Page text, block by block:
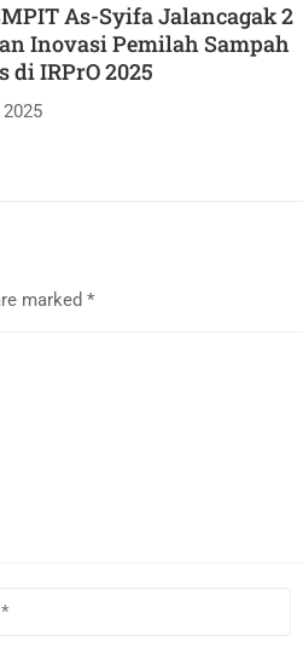
As-Syifa Jalancagak 2
Inovasi Pemilah Sampah
di IRPrO 2025
marked *